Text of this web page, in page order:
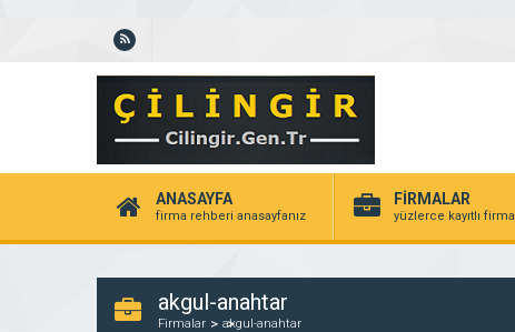
ANASAYFA
firma rehberi anasayfanız
FİRMALAR
yüzlerce kayıtlı firma
akgul-anahtar
Firmalar akgul-anahtar